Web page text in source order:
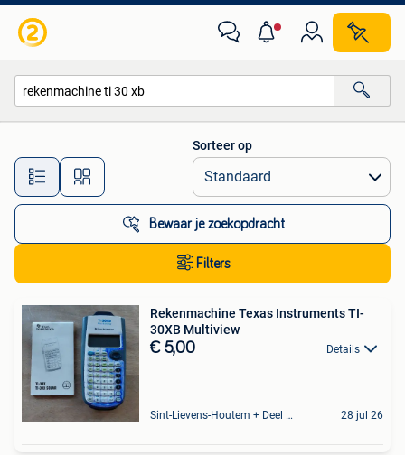
Alle afstanden…
Sorteer op
Bewaar je zoekopdracht
Filters
Rekenmachine Texas Instruments TI-
30XB Multiview
€ 5,00 Details
Sint-Lievens-Houtem + Deel Oombergen 28 jul 26